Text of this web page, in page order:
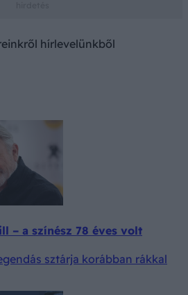
hírlevelünkből
– a színész 78 éves volt
sztárja korábban rákkal